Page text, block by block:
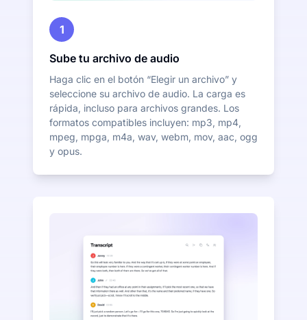
1
Sube tu archivo de audio
Haga clic en el botón “Elegir un archivo” y
seleccione su archivo de audio. La carga es
rápida, incluso para archivos grandes. Los
formatos compatibles incluyen: mp3, mp4,
mpeg, mpga, m4a, wav, webm, mov, aac, ogg
y opus.